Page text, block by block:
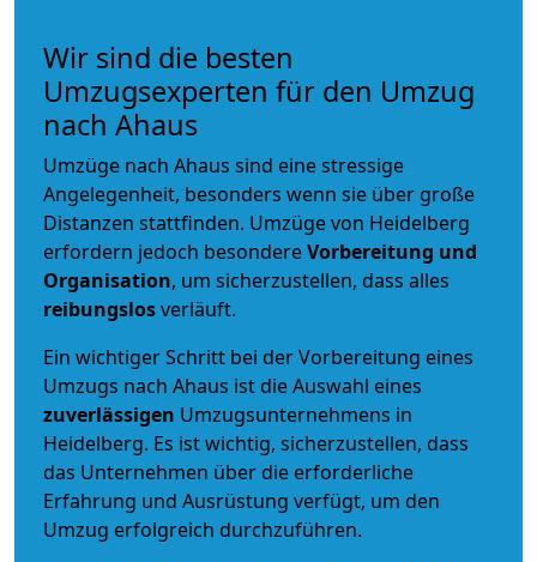
Wir sind die besten
Umzugsexperten für den Umzug
nach Ahaus
Umzüge nach Ahaus sind eine stressige
Angelegenheit, besonders wenn sie über große
Distanzen stattfinden. Umzüge von Heidelberg
erfordern jedoch besondereVorbereitung und
Organisation, um sicherzustellen, dass alles
reibungslosverläuft.
Ein wichtiger Schritt bei der Vorbereitung eines
Umzugs nach Ahaus ist die Auswahl eines
zuverlässigen Umzugsunternehmens in
Heidelberg. Es ist wichtig, sicherzustellen, dass
das Unternehmen über die erforderliche
Erfahrung und Ausrüstung verfügt, um den
Umzug erfolgreich durchzuführen.